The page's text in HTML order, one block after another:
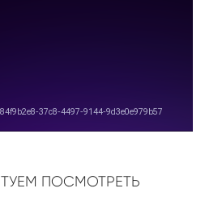
ПОСМОТРЕТЬ